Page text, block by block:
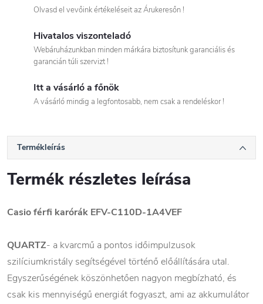
Olvasd el vevőink értékeléseit az Árukeresőn !
Hivatalos viszonteladó
Webáruházunkban minden márkára biztosítunk garanciális és
garancián túli szervizt !
Itt a vásárló a főnök
A vásárló mindig a legfontosabb, nem csak a rendeléskor !
Termékleírás
Termék részletes leírása
Casio férfi karórák EFV-C110D-1A4VEF
QUARTZ- a kvarcmű a pontos időimpulzusok
szilíciumkristály segítségével történő előállítására utal.
Egyszerűségének köszönhetően nagyon megbízható, és
csak kis mennyiségű energiát fogyaszt, ami az akkumulátor